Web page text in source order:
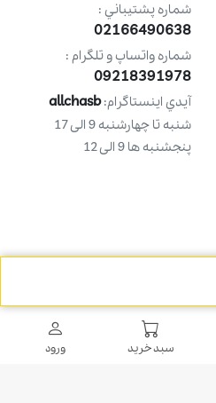
سبد خرید ورود
شماره پشتيباني :
02166490638
شماره واتساپ و تلگرام :
09218391978
آيدي اينستاگرام:allchasb
شنبه تا چهارشنبه 9 الی 17
پنجشنبه ها 9 الی 12